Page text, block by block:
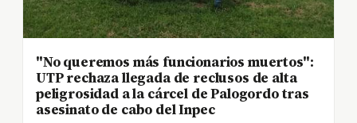
"No queremos más funcionarios muertos":
UTP rechaza llegada de reclusos de alta
peligrosidad a la cárcel de Palogordo tras
asesinato de cabo del Inpec